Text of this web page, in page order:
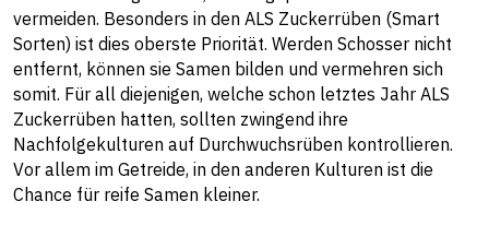
vermeiden. Besonders in den ALS Zuckerrüben (Smart
Sorten) ist dies oberste Priorität. Werden Schosser nicht
entfernt, können sie Samen bilden und vermehren sich
somit. Für all diejenigen, welche schon letztes Jahr ALS
Zuckerrüben hatten, sollten zwingend ihre
Nachfolgekulturen auf Durchwuchsrüben kontrollieren.
Vor allem im Getreide, in den anderen Kulturen ist die
Chance für reife Samen kleiner.